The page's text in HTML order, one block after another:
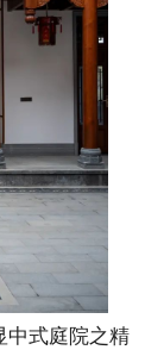
中式庭院之精